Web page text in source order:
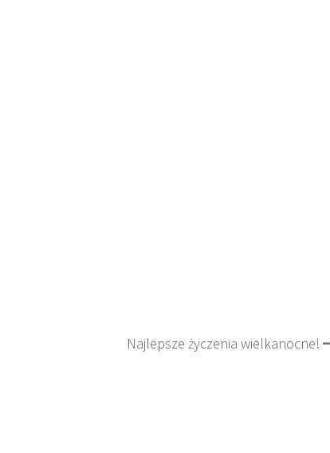
Najlepsze życzenia wielkanocne!